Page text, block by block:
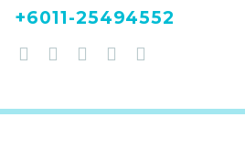
+6011-25494552